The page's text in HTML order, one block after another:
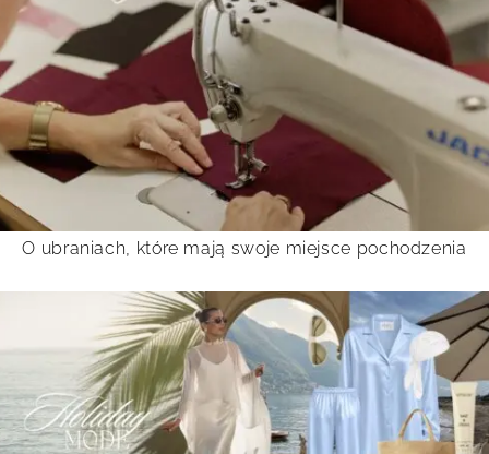
O ubraniach, które mają swoje miejsce pochodzenia